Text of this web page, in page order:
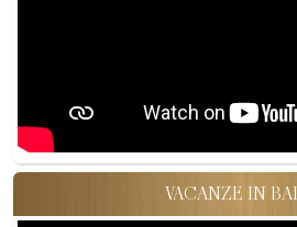
VACANZE IN